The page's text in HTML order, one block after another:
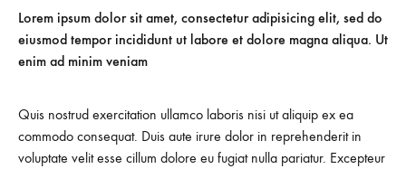
Lorem ipsum dolor sit amet, consectetur adipisicing elit, sed do
eiusmod tempor incididunt ut labore et dolore magna aliqua. Ut
enim ad minim veniam
Quis nostrud exercitation ullamco laboris nisi ut aliquip ex ea
commodo consequat. Duis aute irure dolor in reprehenderit in
voluptate velit esse cillum dolore eu fugiat nulla pariatur. Excepteur